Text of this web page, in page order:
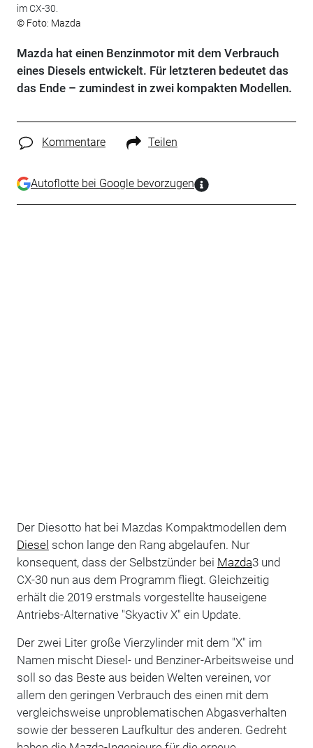
im CX-30.
© Foto: Mazda
Mazda hat einen Benzinmotor mit dem Verbrauch
eines Diesels entwickelt. Für letzteren bedeutet das
das Ende – zumindest in zwei kompakten Modellen.
Kommentare Teilen
Autoflotte bei Google bevorzugen
Der Diesotto hat bei Mazdas Kompaktmodellen dem
Diesel schon lange den Rang abgelaufen. Nur
konsequent, dass der Selbstzünder bei Mazda3 und
CX-30 nun aus dem Programm fliegt. Gleichzeitig
erhält die 2019 erstmals vorgestellte hauseigene
Antriebs-Alternative "Skyactiv X" ein Update.
Der zwei Liter große Vierzylinder mit dem "X" im
Namen mischt Diesel- und Benziner-Arbeitsweise und
soll so das Beste aus beiden Welten vereinen, vor
allem den geringen Verbrauch des einen mit dem
vergleichsweise unproblematischen Abgasverhalten
sowie der besseren Laufkultur des anderen. Gedreht